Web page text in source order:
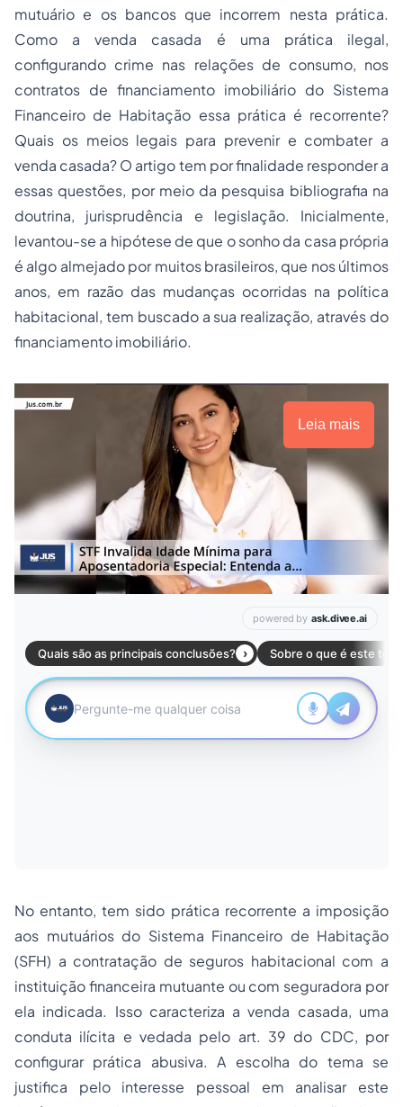
mutuário e os bancos que incorrem nesta prática.
Como a venda casada é uma prática ilegal,
configurando crime nas relações de consumo, nos
contratos de financiamento imobiliário do Sistema
Financeiro de Habitação essa prática é recorrente?
Quais os meios legais para prevenir e combater a
venda casada? O artigo tem por finalidade responder a
essas questões, por meio da pesquisa bibliografia na
doutrina, jurisprudência e legislação. Inicialmente,
levantou-se a hipótese de que o sonho da casa própria
é algo almejado por muitos brasileiros, que nos últimos
anos, em razão das mudanças ocorridas na política
habitacional, tem buscado a sua realização, através do
financiamento imobiliário.
Leia mais
No entanto, tem sido prática recorrente a imposição
aos mutuários do Sistema Financeiro de Habitação
(SFH) a contratação de seguros habitacional com a
instituição financeira mutuante ou com seguradora por
ela indicada. Isso caracteriza a venda casada, uma
conduta ilícita e vedada pelo art. 39 do CDC, por
configurar prática abusiva. A escolha do tema se
justifica pelo interesse pessoal em analisar este